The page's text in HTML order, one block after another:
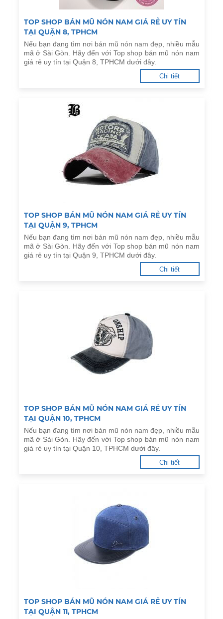
TOP SHOP BÁN MŨ NÓN NAM GIÁ RẺ UY TÍN
TẠI QUẬN 8, TPHCM
Nếu bạn đang tìm nơi bán mũ nón nam đẹp, nhiều mẫu
mã ở Sài Gòn. Hãy đến với Top shop bán mũ nón nam
giá rẻ uy tín tại Quận 8, TPHCM dưới đây.
Chi tiết
TOP SHOP BÁN MŨ NÓN NAM GIÁ RẺ UY TÍN
TẠI QUẬN 9, TPHCM
Nếu bạn đang tìm nơi bán mũ nón nam đẹp, nhiều mẫu
mã ở Sài Gòn. Hãy đến với Top shop bán mũ nón nam
giá rẻ uy tín tại Quận 9, TPHCM dưới đây.
Chi tiết
TOP SHOP BÁN MŨ NÓN NAM GIÁ RẺ UY TÍN
TẠI QUẬN 10, TPHCM
Nếu bạn đang tìm nơi bán mũ nón nam đẹp, nhiều mẫu
mã ở Sài Gòn. Hãy đến với Top shop bán mũ nón nam
giá rẻ uy tín tại Quận 10, TPHCM dưới đây.
Chi tiết
TOP SHOP BÁN MŨ NÓN NAM GIÁ RẺ UY TÍN
TẠI QUẬN 11, TPHCM